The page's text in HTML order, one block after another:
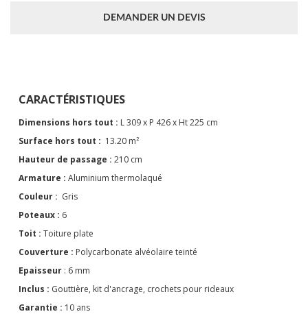
DEMANDER UN DEVIS
CARACTÉRISTIQUES
Dimensions hors tout : L 309 x P 426 x Ht 225 cm
Surface hors tout : 13.20 m²
Hauteur de passage : 210 cm
Armature : Aluminium thermolaqué
Couleur : Gris
Poteaux : 6
Toit : Toiture plate
Couverture : Polycarbonate alvéolaire teinté
Epaisseur : 6 mm
Inclus : Gouttière, kit d'ancrage, crochets pour rideaux
Garantie : 10 ans